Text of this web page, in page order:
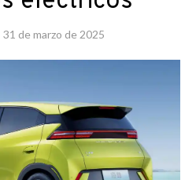
31 de marzo de 2025